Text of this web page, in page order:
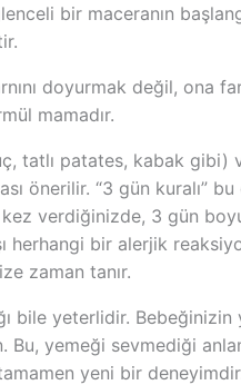
bir maceranın
doyurmak değil, ona
mamadır.
tatlı patates, kabak gibi)
önerilir. “3 gün kuralı”
verdiğinizde, 3 gün
herhangi bir alerjik
zaman tanır.
bile yeterlidir. Bebeğinizin
Bu, yemeği sevmediği
yeni bir deneyimdir.